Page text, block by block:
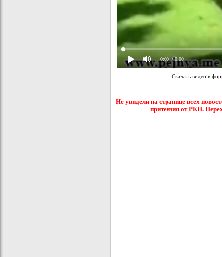
0:00 / 0:00
Скачать видео в
Не увидели на странице всех
притензия от РКН.